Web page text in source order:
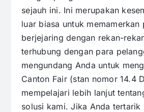
sejauh ini. Ini merupakan
luar biasa untuk
berjejaring dengan rekan-
terhubung dengan para
mengundang Anda untuk
Canton Fair (stan nomor 14.4
mempelajari lebih lanjut
solusi kami. Jika Anda tertarik